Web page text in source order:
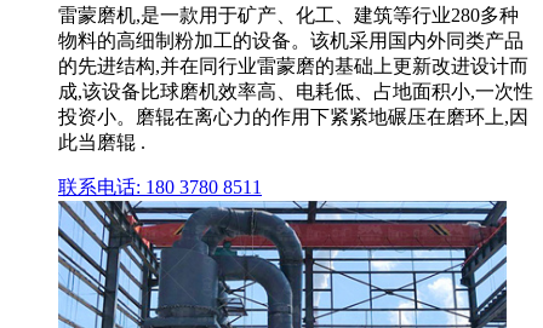
雷蒙磨机,是一款用于矿产、化工、建筑等行业280多种
物料的高细制粉加工的设备。该机采用国内外同类产品
的先进结构,并在同行业雷蒙磨的基础上更新改进设计而
成,该设备比球磨机效率高、电耗低、占地面积小,一次性
投资小。磨辊在离心力的作用下紧紧地碾压在磨环上,因
此当磨辊 .
联系电话: 180 3780 8511